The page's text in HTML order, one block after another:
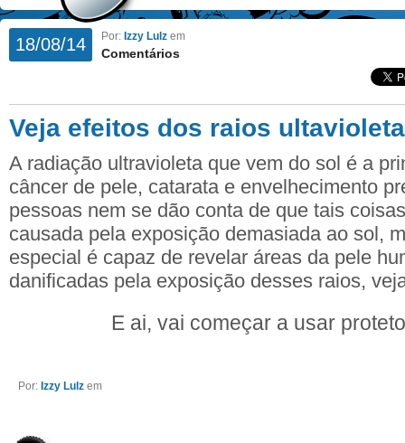
18/08/14 Por: Izzy Lulz em
Comentários
Veja efeitos dos raios
A radiação ultravioleta que vem do sol é a
câncer de pele, catarata e envelhecimento
pessoas nem se dão conta de que tais
causada pela exposição demasiada ao sol,
especial é capaz de revelar áreas da pele
danificadas pela exposição desses raios,
E ai, vai começar a usar
Por: Izzy Lulz em